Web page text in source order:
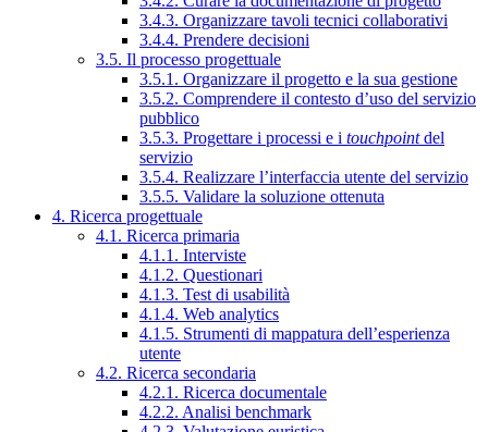
3.4.3. Organizzare tavoli tecnici collaborativi
3.4.4. Prendere decisioni
3.5. Il processo progettuale
3.5.1. Organizzare il progetto e la sua gestione
3.5.2. Comprendere il contesto d’uso del servizio
pubblico
3.5.3. Progettare i processi e i touchpointdel
servizio
3.5.4. Realizzare l’interfaccia utente del servizio
3.5.5. Validare la soluzione ottenuta
4. Ricerca progettuale
4.1. Ricerca primaria
4.1.1. Interviste
4.1.2. Questionari
4.1.3. Test di usabilità
4.1.4. Web analytics
4.1.5. Strumenti di mappatura dell’esperienza
utente
4.2. Ricerca secondaria
4.2.1. Ricerca documentale
4.2.2. Analisi benchmark